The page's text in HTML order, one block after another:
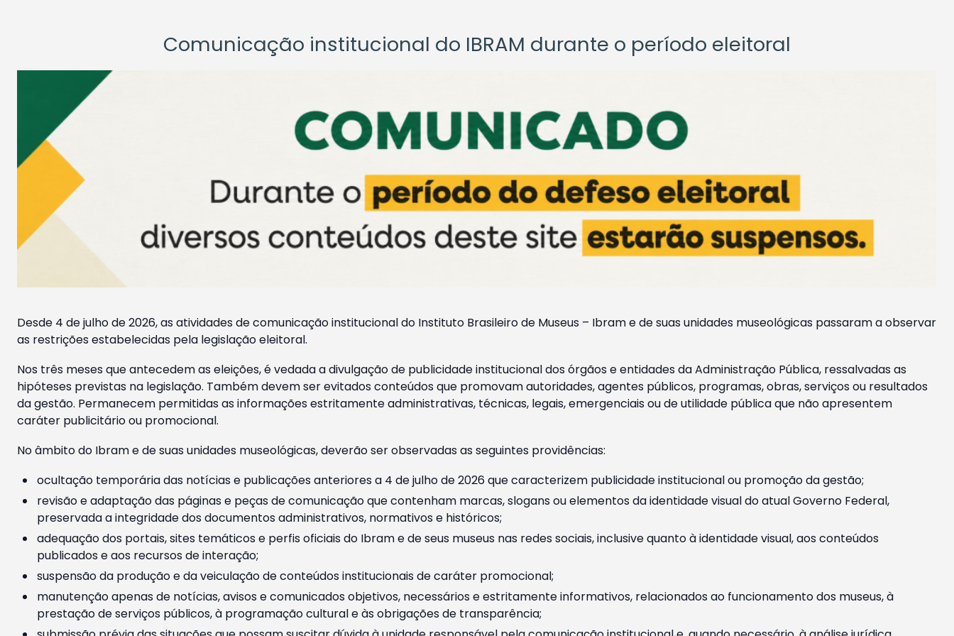
Comunicação institucional do IBRAM durante o período eleitoral
Desde 4 de julho de 2026, as atividades de comunicação institucional do Instituto Brasileiro de Museus – Ibram e de suas unidades museológicas passaram a observar
as restrições estabelecidas pela legislação eleitoral.
Nos três meses que antecedem as eleições, é vedada a divulgação de publicidade institucional dos órgãos e entidades da Administração Pública, ressalvadas as
hipóteses previstas na legislação. Também devem ser evitados conteúdos que promovam autoridades, agentes públicos, programas, obras, serviços ou resultados
da gestão. Permanecem permitidas as informações estritamente administrativas, técnicas, legais, emergenciais ou de utilidade pública que não apresentem
caráter publicitário ou promocional.
No âmbito do Ibram e de suas unidades museológicas, deverão ser observadas as seguintes providências:
ocultação temporária das notícias e publicações anteriores a 4 de julho de 2026 que caracterizem publicidade institucional ou promoção da gestão;
revisão e adaptação das páginas e peças de comunicação que contenham marcas, slogans ou elementos da identidade visual do atual Governo Federal,
preservada a integridade dos documentos administrativos, normativos e históricos;
adequação dos portais, sites temáticos e perfis oficiais do Ibram e de seus museus nas redes sociais, inclusive quanto à identidade visual, aos conteúdos
publicados e aos recursos de interação;
suspensão da produção e da veiculação de conteúdos institucionais de caráter promocional;
manutenção apenas de notícias, avisos e comunicados objetivos, necessários e estritamente informativos, relacionados ao funcionamento dos museus, à
prestação de serviços públicos, à programação cultural e às obrigações de transparência;